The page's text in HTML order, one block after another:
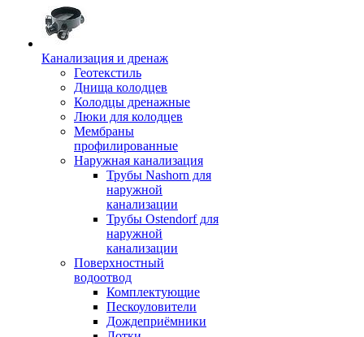
Канализация и дренаж
Геотекстиль
Днища колодцев
Колодцы дренажные
Люки для колодцев
Мембраны
профилированные
Наружная канализация
Трубы Nashorn для
наружной
канализации
Трубы Ostendorf для
наружной
канализации
Поверхностный
водоотвод
Комплектующие
Пескоуловители
Дождеприёмники